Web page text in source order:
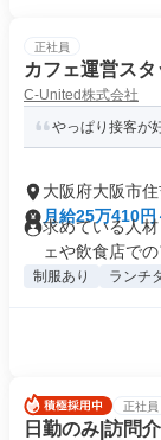
正社員
カフェ運営ス
C-United株式会社
やっぱり接客が
大阪府大阪市
月給25万410
求めている人
ェや飲食店での
制服あり ランチ
正社員
日勤のみ|訪問